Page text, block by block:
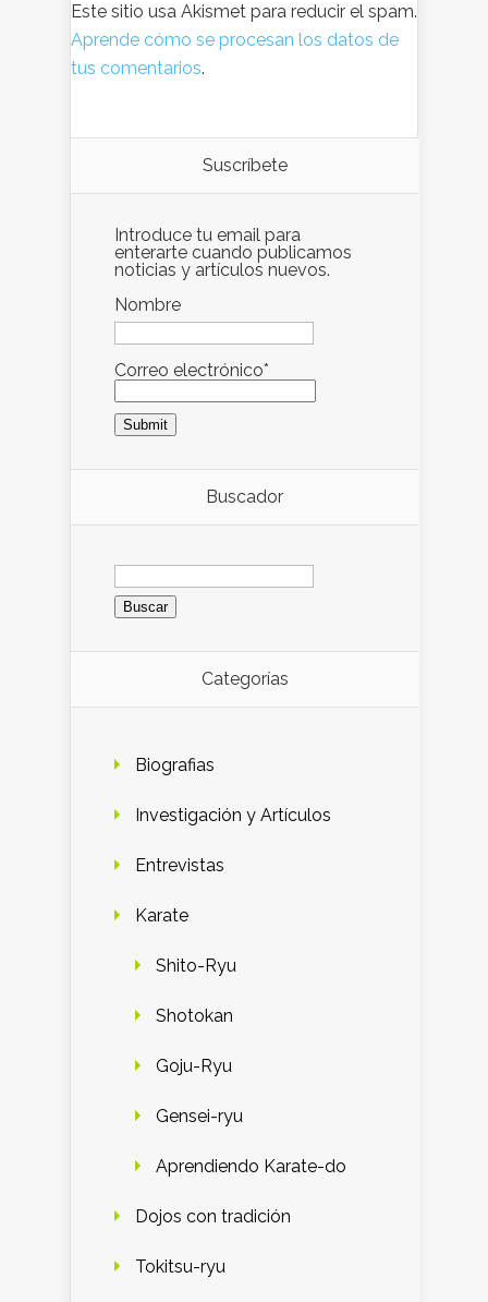
Este sitio usa Akismet para reducir el spam.
Aprende cómo se procesan los datos de
tus comentarios.
Suscríbete
Introduce tu email para
enterarte cuando publicamos
noticias y artículos nuevos.
Nombre
Correo electrónico*
Buscador
Buscar:
Categorías
Biografias
Investigación y Artículos
Entrevistas
Karate
Shito-Ryu
Shotokan
Goju-Ryu
Gensei-ryu
Aprendiendo Karate-do
Dojos con tradición
Tokitsu-ryu